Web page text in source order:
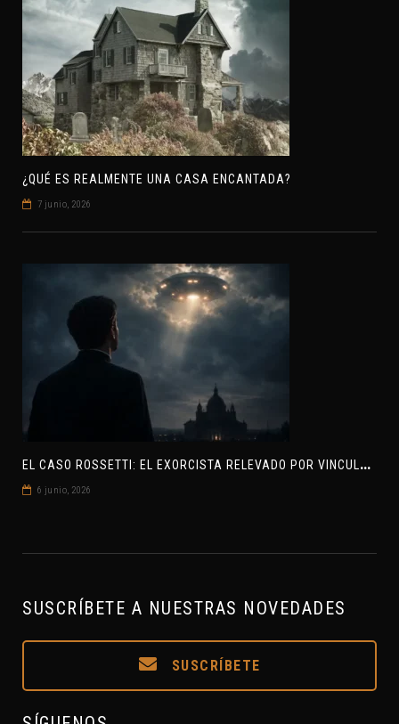
¿QUÉ ES REALMENTE UNA CASA ENCANTADA?
7 junio, 2026
E
L CASO ROSSETTI: EL EXORCISTA RELEVADO POR VINCULAR OVNIS Y DEMONIOS
6 junio, 2026
SUSCRÍBETE A NUESTRAS NOVEDADES
SUSCRÍBETE